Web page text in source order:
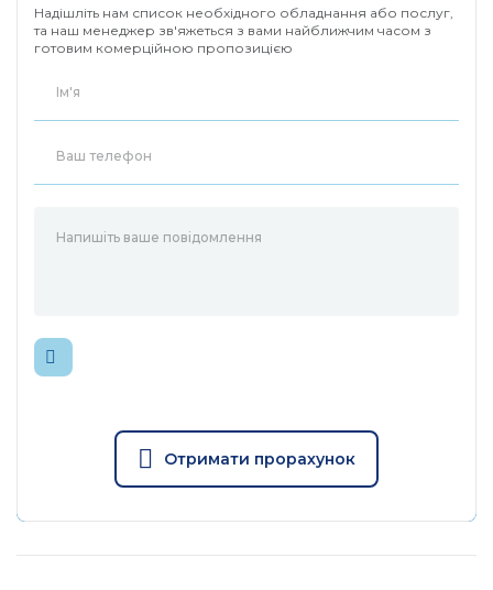
вентиляторів
Живлення 100-240В змінного струму, 50/
Розмір ( Ш х Д х В )
Установлення
Максимальне
Максимальне
Продуктивність
Надішліть нам список необхідного обладнання або послуг,
та наш менеджер зв'яжеться з вами найближчим часом з
готовим комерційною пропозицією
Отримати прорахунок